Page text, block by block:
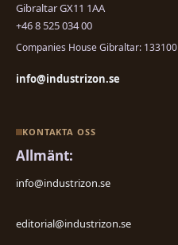
Gibraltar GX11 1AA
+46 8 525 034 00
Companies House Gibraltar: 133100
info@industrizon.se
KONTAKTA OSS
Allmänt:
info@industrizon.se
editorial@industrizon.se